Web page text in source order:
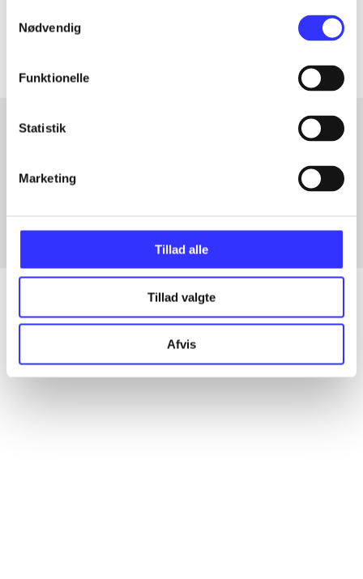
Nødvendig
Funktionelle
Statistik
Marketing
Tillad alle
Tillad valgte
Afvis
Artiklerne i
Fra
Alle registrerede artikler fordelt på udgivelser